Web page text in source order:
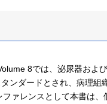
8では、泌尿器およ
ンダードとされ、病理組
ァレンスとして本書は